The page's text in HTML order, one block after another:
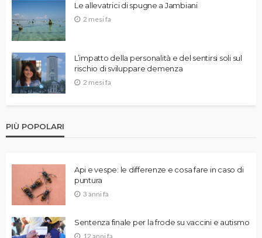
Le allevatrici di spugne a Jambiani
2 mesi fa
L’impatto della personalità e del sentirsi soli sul
rischio di sviluppare demenza
2 mesi fa
PIÙ POPOLARI
Api e vespe: le differenze e cosa fare in caso di
puntura
3 anni fa
Sentenza finale per la frode su vaccini e autismo
12 anni fa